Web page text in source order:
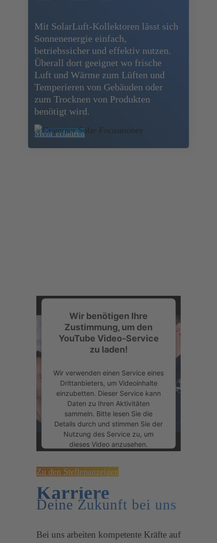
Mit SolarLuft-Kollektoren lässt sich
Sonnenenergie einfach,
betriebssicher und effektiv nutzen.
Überall dort geeignet wo frische
Luft und Wärme zum Lüften und
Temperieren von Gebäuden oder
zum Trocknen von Produkten
benötigt wird.
Mehr erfahren
Wir benötigen Ihre
Zustimmung, um den
YouTube Video-Service
zu laden!
Wir verwenden einen Service eines
Drittanbieters, um Videoinhalte
einzubetten. Dieser Service kann
Daten zu Ihren Aktivitäten
sammeln. Bitte lesen Sie die
Details durch und stimmen Sie der
Nutzung des Service zu, um
dieses Video anzusehen.
Mehr Informationen
Akzeptieren
powered byUsercentrics Consent
Zu den Stellenanzeigen
Karriere
Deine Zukunft bei uns
Bei uns arbeiten kompetente Kräfte auf